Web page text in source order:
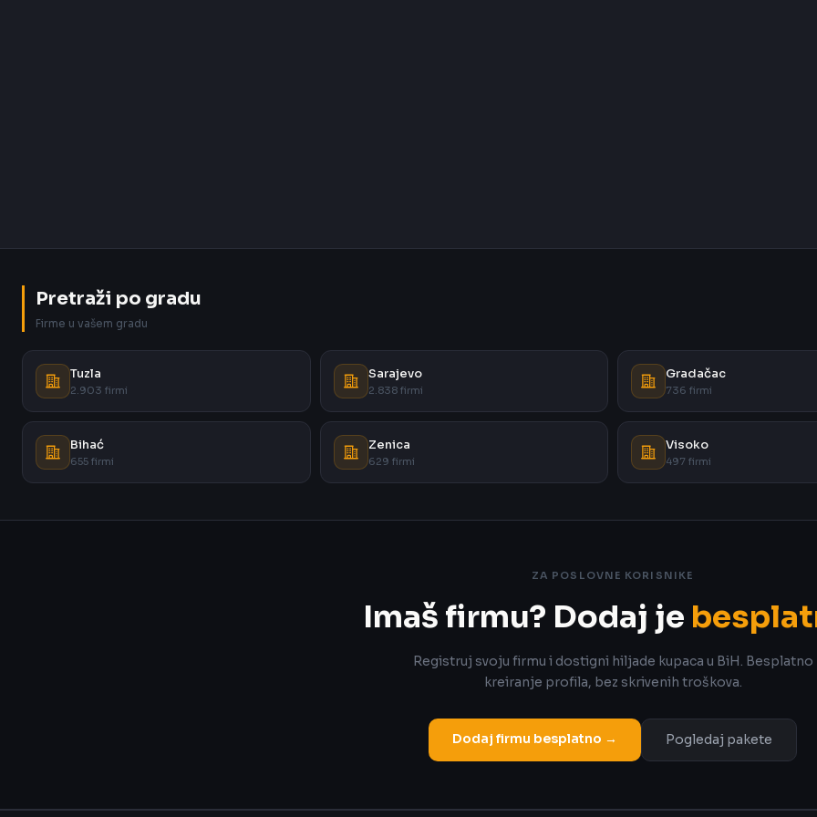
Pretraži po gradu
Firme u vašem gradu
Tuzla
2.903 firmi
Sarajevo
2.838 firmi
Gradačac
736 firmi
Bihać
655 firmi
Zenica
629 firmi
Visoko
497 firmi
ZA POSLOVNE KORISNIKE
Imaš firmu? Dodaj je
Registruj svoju firmu i dostigni hiljade kupaca u BiH. Besplatno
kreiranje profila, bez skrivenih troškova.
Dodaj firmu besplatno → Pogledaj pakete